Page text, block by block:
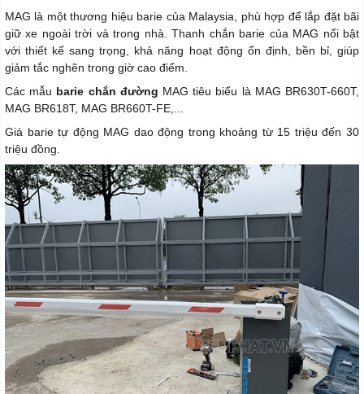
MAG là một thương hiệu barie của Malaysia, phù hợp để lắp đặt bãi
giữ xe ngoài trời và trong nhà. Thanh chắn barie của MAG nổi bật
với thiết kế sang trọng, khả năng hoạt động ổn định, bền bỉ, giúp
giảm tắc nghẽn trong giờ cao điểm.
Các mẫu barie chắn đường MAG tiêu biểu là MAG BR630T-660T,
MAG BR618T, MAG BR660T-FE,...
Giá barie tự động MAG dao động trong khoảng từ 15 triệu đến 30
triệu đồng.